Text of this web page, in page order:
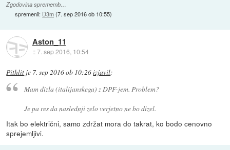
Zgodovina sprememb…
spremenil: D3m(7. sep 2016 ob 10:55)
Aston_11
::7. sep 2016, 10:54
Pithlit je 7. sep 2016 ob 10:26izjavil:
Mam dizla (italijanskega) z DPF-jem. Problem?
Je pa res da naslednji zelo verjetno ne bo dizel.
Itak bo električni, samo zdržat mora do takrat, ko bodo cenovno
sprejemljivi.